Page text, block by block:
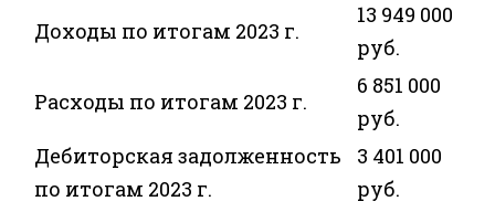
Доходы по итогам 2023 г.
13 949 000
руб.
Расходы по итогам 2023 г.
6 851 000
руб.
Дебиторская задолженность
по итогам 2023 г.
3 401 000
руб.